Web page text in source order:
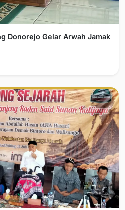
Donorejo Gelar Arwah Jamak